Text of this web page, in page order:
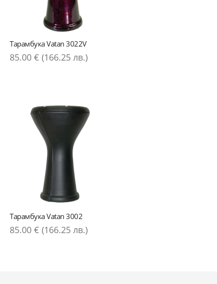
Тарамбука Vatan 3022V
85.00 € (166.25 лв.)
Тарамбука Vatan 3002
85.00 € (166.25 лв.)